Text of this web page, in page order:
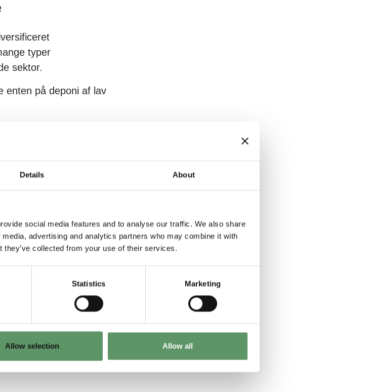
Details About
social media features and to analyse our traffic. We also share
advertising and analytics partners who may combine it with
they’ve collected from your use of their services.
Statistics Marketing
Allow selection Allow all
typer
sektor.
enten på deponi af lav
nogle steder
sektor. Derefter
yderligere
og skaber i
landskab og
kan producere nok
fra kul, og gør
CO2-udledning pr.